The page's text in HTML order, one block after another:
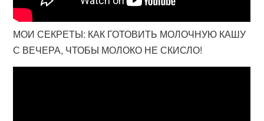
МОИ СЕКРЕТЫ: КАК ГОТОВИТЬ МОЛОЧНУЮ КАШУ
С ВЕЧЕРА, ЧТОБЫ МОЛОКО НЕ СКИСЛО!